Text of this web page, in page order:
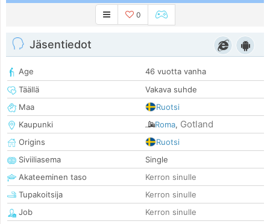
0
Jäsentiedot
Age
46 vuotta vanha
Täällä
Vakava suhde
Maa
Ruotsi
Kaupunki
Roma, Gotland
Origins
Ruotsi
Siviiliasema
Single
Akateeminen taso
Kerron sinulle
Tupakoitsija
Kerron sinulle
Job
Kerron sinulle